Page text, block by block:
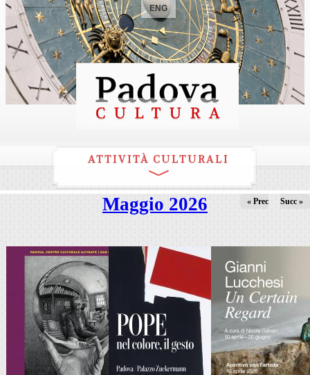
ENG
ATTIVITÀ CULTURALI
Maggio 2026 « Prec Succ »